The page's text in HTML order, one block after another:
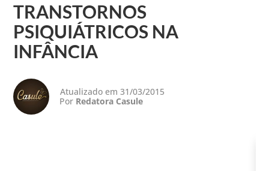
TRANSTORNOS
PSIQUIÁTRICOS NA
INFÂNCIA
Atualizado em 31/03/2015
Por Redatora Casule